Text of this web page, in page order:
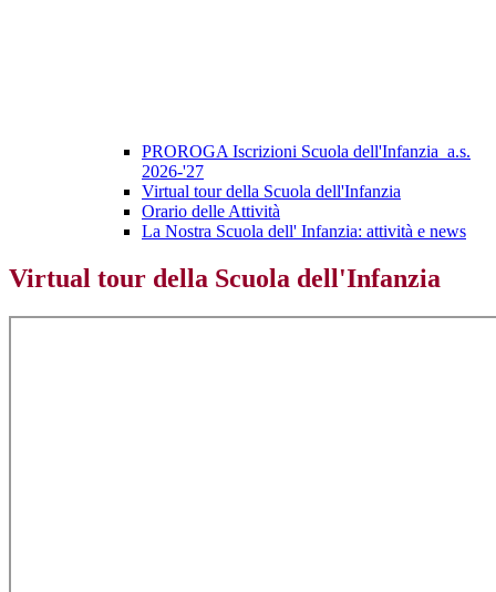
PROROGA Iscrizioni Scuola dell'Infanzia_a.s.
2026-'27
Virtual tour della Scuola dell'Infanzia
Orario delle Attività
La Nostra Scuola dell' Infanzia: attività e news
Virtual tour della Scuola dell'Infanzia